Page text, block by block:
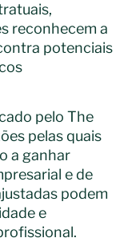
reconhecem a
potenciais
pelo The
pelas quais
a ganhar
e de
podem
e